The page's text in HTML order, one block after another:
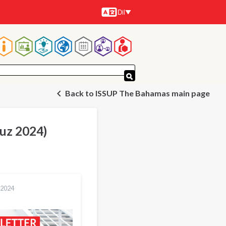
Diller
Dil
Back to ISSUP The Bahamas main page
2024)